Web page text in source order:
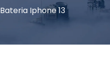
Bateria Iphone 13